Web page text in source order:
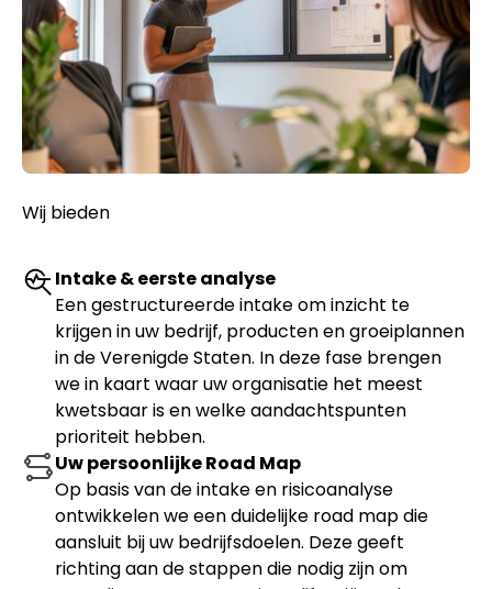
Wij bieden
Intake & eerste analyse
Een gestructureerde intake om inzicht te
krijgen in uw bedrijf, producten en groeiplannen
in de Verenigde Staten. In deze fase brengen
we in kaart waar uw organisatie het meest
kwetsbaar is en welke aandachtspunten
prioriteit hebben.
Uw persoonlijke Road Map
Op basis van de intake en risicoanalyse
ontwikkelen we een duidelijke road map die
aansluit bij uw bedrijfsdoelen. Deze geeft
richting aan de stappen die nodig zijn om